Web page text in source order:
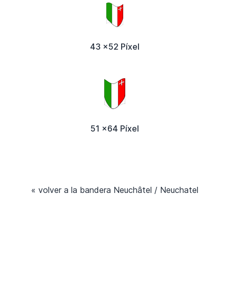
43 x52 Píxel
51 x64 Píxel
« volver a la bandera Neuchâtel / Neuchatel